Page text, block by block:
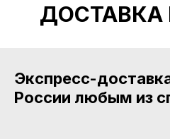
ДОСТАВКА
Экспресс-
России любым из